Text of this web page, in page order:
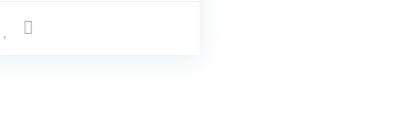
joint, prise de